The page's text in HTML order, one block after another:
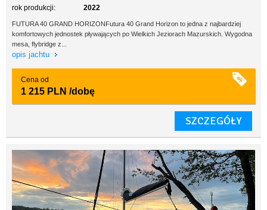
rok produkcji:
2022
FUTURA 40 GRAND HORIZONFutura 40 Grand Horizon to jedna z najbardziej
komfortowych jednostek pływających po Wielkich Jeziorach Mazurskich. Wygodna
mesa, flybridge z...
opis jachtu
Cena od
1 215 PLN /dobę
SZCZEGÓŁY